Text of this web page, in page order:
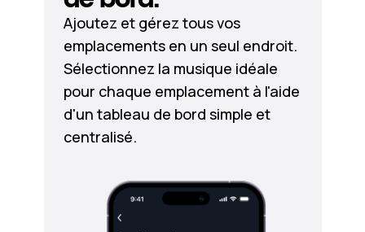
Ajoutez et gérez tous vos
emplacements en un seul endroit.
Sélectionnez la musique idéale
pour chaque emplacement à l'aide
d'un tableau de bord simple et
centralisé.